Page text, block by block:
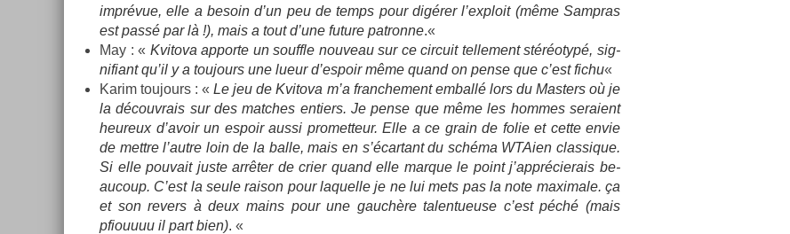
imprévue, elle a be­soin d’un peu de temps pour digérer l’exploit (même Sampras
est passé par là !), mais a tout d’une fu­ture pat­ronne.«
May : « Kvitova ap­porte un souffle nouveau sur ce cir­cuit tel­le­ment stéréotypé, sig­
nifiant qu’il y a toujours une lueur d’es­poir même quand on pense que c’est fichu«
Karim toujours : «Le jeu de Kvitova m’a franche­ment em­ballé lors du Mast­ers où je
la découv­rais sur des matches en­ti­ers. Je pense que même les hom­mes seraient
heureux d’avoir un es­poir aussi pro­met­teur. Elle a ce grain de folie et cette envie
de mettre l’autre loin de la balle, mais en s’écar­tant du schéma WTAi­en clas­sique.
Si elle pouvait juste arrêter de crier quand elle mar­que le point j’apprécierais be­
aucoup. C’est la seule raison pour laquel­le je ne lui mets pas la note maximale. ça
et son re­v­ers à deux mains pour une gauchère talen­tueuse c’est péché (mais
pfiouuuu il part bien). «